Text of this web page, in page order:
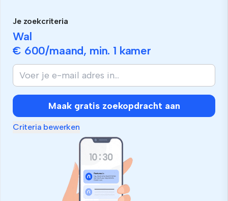
Je zoekcriteria
Wal
€ 600/maand, min. 1 kamer
Maak gratis zoekopdracht aan
Criteria bewerken